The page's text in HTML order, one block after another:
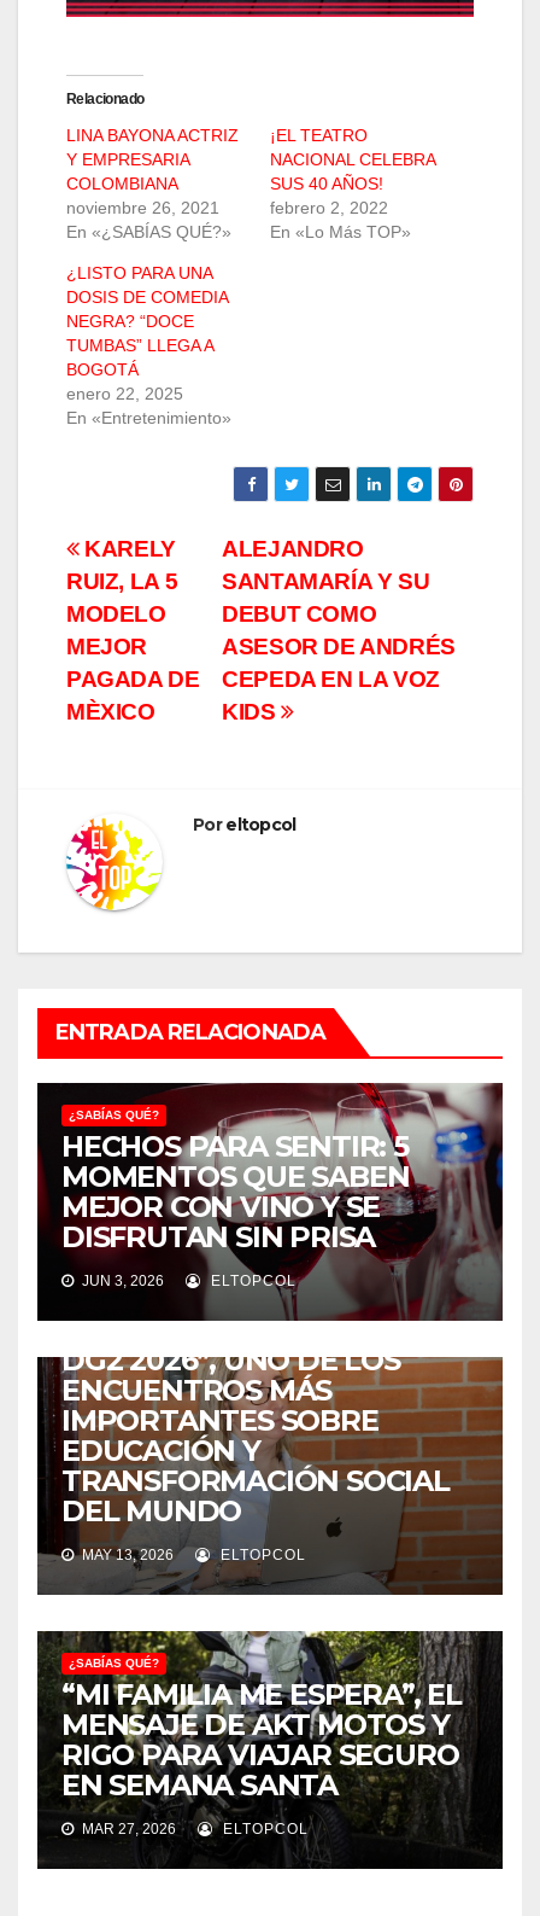
Relacionado
LINA BAYONA ACTRIZ
Y EMPRESARIA
COLOMBIANA
noviembre 26, 2021
En «¿SABÍAS QUÉ?»
¡EL TEATRO
NACIONAL CELEBRA
SUS 40 AÑOS!
febrero 2, 2022
En «Lo Más TOP»
¿LISTO PARA UNA
DOSIS DE COMEDIA
NEGRA? “DOCE
TUMBAS” LLEGA A
BOGOTÁ
enero 22, 2025
En «Entretenimiento»
Navegación
de
entradas
ALEJANDRO
SANTAMARÍA Y SU
DEBUT COMO
ASESOR DE ANDRÉS
CEPEDA EN LA VOZ
KIDS
KARELY
RUIZ, LA 5
MODELO
MEJOR
PAGADA DE
MÈXICO
Poreltopcol
ENTRADA RELACIONADA
¿SABÍAS QUÉ?
HECHOS PARA SENTIR: 5
MOMENTOS QUE SABEN
MEJOR CON VINO Y SE
DISFRUTAN SIN PRISA
JUN 3, 2026 ELTOPCOL
COLOMBIA SERÁ LA SEDE DE
“LA ESCUELA DE VERANO
DG2 2026”, UNO DE LOS
ENCUENTROS MÁS
IMPORTANTES SOBRE
EDUCACIÓN Y
TRANSFORMACIÓN SOCIAL
DEL MUNDO
MAY 13, 2026 ELTOPCOL
¿SABÍAS QUÉ?
“MI FAMILIA ME ESPERA”, EL
MENSAJE DE AKT MOTOS Y
RIGO PARA VIAJAR SEGURO
EN SEMANA SANTA
MAR 27, 2026 ELTOPCOL